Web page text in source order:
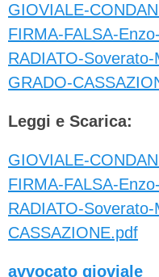
GIOVIALE-
FIRMA-FALSA-
RADIATO-
GRADO-
Leggi e Scarica:
GIOVIALE-
FIRMA-FALSA-
RADIATO-
CASSAZIONE.pdf
avvocato gioviale